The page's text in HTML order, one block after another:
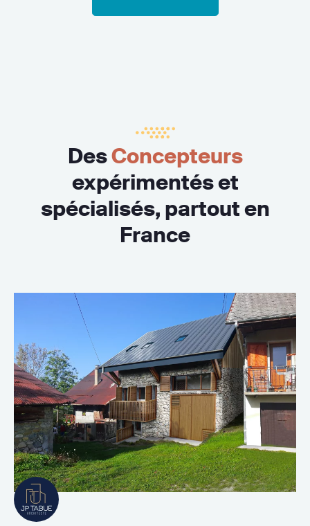
DesConcepteurs
expérimentés et
spécialisés, partout en
France